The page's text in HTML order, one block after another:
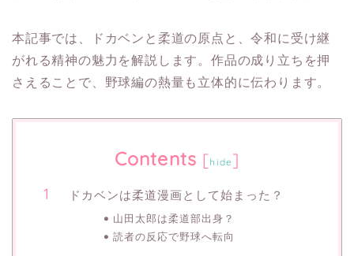
本記事では、ドカベンと柔道の原点と、令和に受け継
がれる精神の魅力を解説します。作品の成り立ちを押
さえることで、野球編の熱量も立体的に伝わります。
Contents [hide ]
ドカベンは柔道漫画として始まった？
山田太郎は柔道部出身？
読者の反応で野球へ転向